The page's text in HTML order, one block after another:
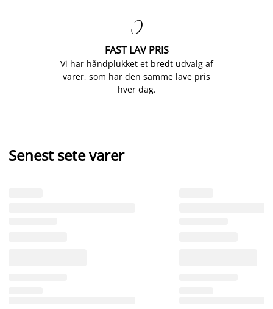

FAST LAV PRIS
Vi har håndplukket et bredt udvalg af
varer, som har den samme lave pris
hver dag.
Senest sete varer